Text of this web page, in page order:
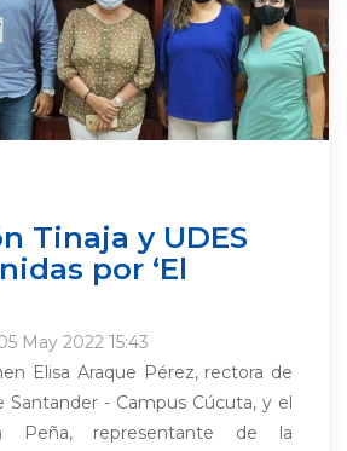
Tinaja y UDES
por ‘El
May 2022 15:43
Elisa Araque Pérez, rectora de
Santander - Campus Cúcuta, y el
Peña, representante de la